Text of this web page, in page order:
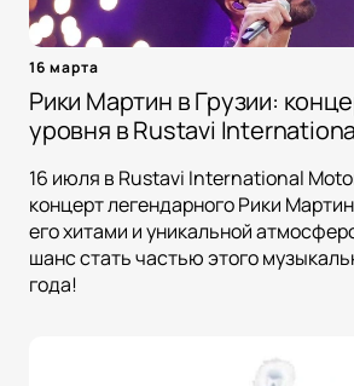
16 марта
Рики Мартин в Грузии:
уровня в Rustavi
16 июля в Rustavi International
концерт легендарного Рики
его хитами и уникальной
шанс стать частью этого
года!